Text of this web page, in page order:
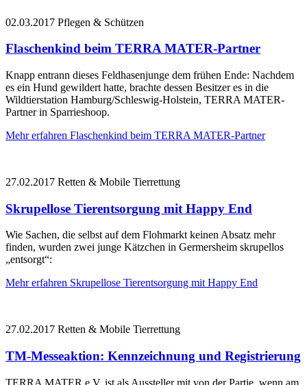
02.03.2017 Pflegen & Schützen
Flaschenkind beim TERRA MATER-Partner
Knapp entrann dieses Feldhasenjunge dem frühen Ende: Nachdem
es ein Hund gewildert hatte, brachte dessen Besitzer es in die
Wildtierstation Hamburg/Schleswig-Holstein, TERRA MATER-
Partner in Sparrieshoop.
Mehr erfahren Flaschenkind beim TERRA MATER-Partner
27.02.2017 Retten & Mobile Tierrettung
Skrupellose Tierentsorgung mit Happy End
Wie Sachen, die selbst auf dem Flohmarkt keinen Absatz mehr
finden, wurden zwei junge Kätzchen in Germersheim skrupellos
„entsorgt“:
Mehr erfahren Skrupellose Tierentsorgung mit Happy End
27.02.2017 Retten & Mobile Tierrettung
TM-Messeaktion: Kennzeichnung und Registrierung
TERRA MATER e.V. ist als Aussteller mit von der Partie, wenn am